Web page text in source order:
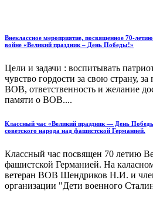
Внеклассное мероприятие, посвященное 70-
войне «Великий праздник – День Победы!»
Цели и задачи : воспитывать
чувство гордости за свою страну,
ВОВ, ответственность и желание
памяти о ВОВ....
Классный час «Великий праздник — День
советского народа над фашистской Германией.
Классный час посвящен 70 летию
фашистской Германией. На
ветеран ВОВ Шендриков Н.И. и
организации "Дети военного